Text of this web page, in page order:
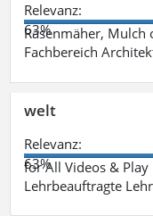
Relevanz:
63%
Rasenmäher, Mulch
Fachbereich
welt
Relevanz:
63%
for All Videos &
Lehrbeauftragte